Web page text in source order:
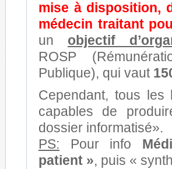
mise à disposition,
médecin traitant
un objectif
ROSP
Publique), qui vaut
Cependant, tous les
capables de
dossier informatisé».
PS: Pour info
patient », puis «